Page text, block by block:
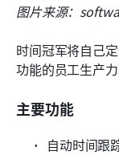
图片来源：
时间冠军将自己
功能的员工生产力
主要功能
自动时间跟